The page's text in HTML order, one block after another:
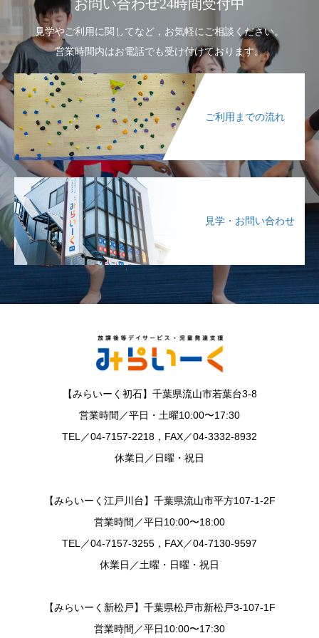
お問い合わせ24時間受付中
見学やご利用に関してなど，お気軽にご相談ください。
営業時間内はお電話でも受け付けております。
ご利用までの流れ
見学・お問い合わせ
【みらいーく初石】千葉県流山市若葉台3-8
営業時間／平日・土曜10:00〜17:30
TEL／04-7157-2218，FAX／04-3332-8932
休業日／日曜・祝日
【みらいーく江戸川台】千葉県流山市平方107-1-2F
営業時間／平日10:00〜18:00
TEL／04-7157-3255，FAX／04-7130-9597
休業日／土曜・日曜・祝日
【みらいーく新松戸】千葉県松戸市新松戸3-107-1F
営業時間／平日10:00〜17:30